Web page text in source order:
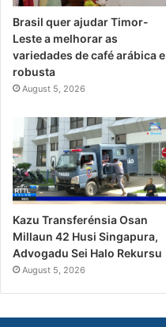
Brasil quer ajudar Timor-
Leste a melhorar as
variedades de café arábica e
robusta
August 5, 2026
Kazu Transferénsia Osan
Millaun 42 Husi Singapura,
Advogadu Sei Halo Rekursu
August 5, 2026